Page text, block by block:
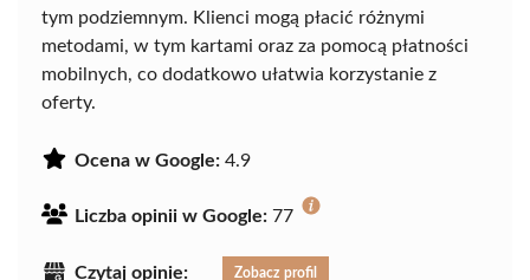
tym podziemnym. Klienci mogą płacić różnymi
metodami, w tym kartami oraz za pomocą płatności
mobilnych, co dodatkowo ułatwia korzystanie z
oferty.
Ocena w Google: 4.9
Liczba opinii w Google: 77
Czytaj opinie: Zobacz profil